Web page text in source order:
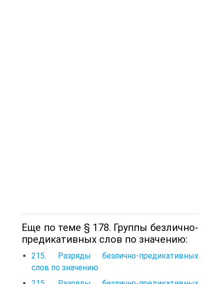
Еще по теме § 178. Группы безлично-
предикативных слов по значению:
215. Разряды безлично-предикативных
слов по значению